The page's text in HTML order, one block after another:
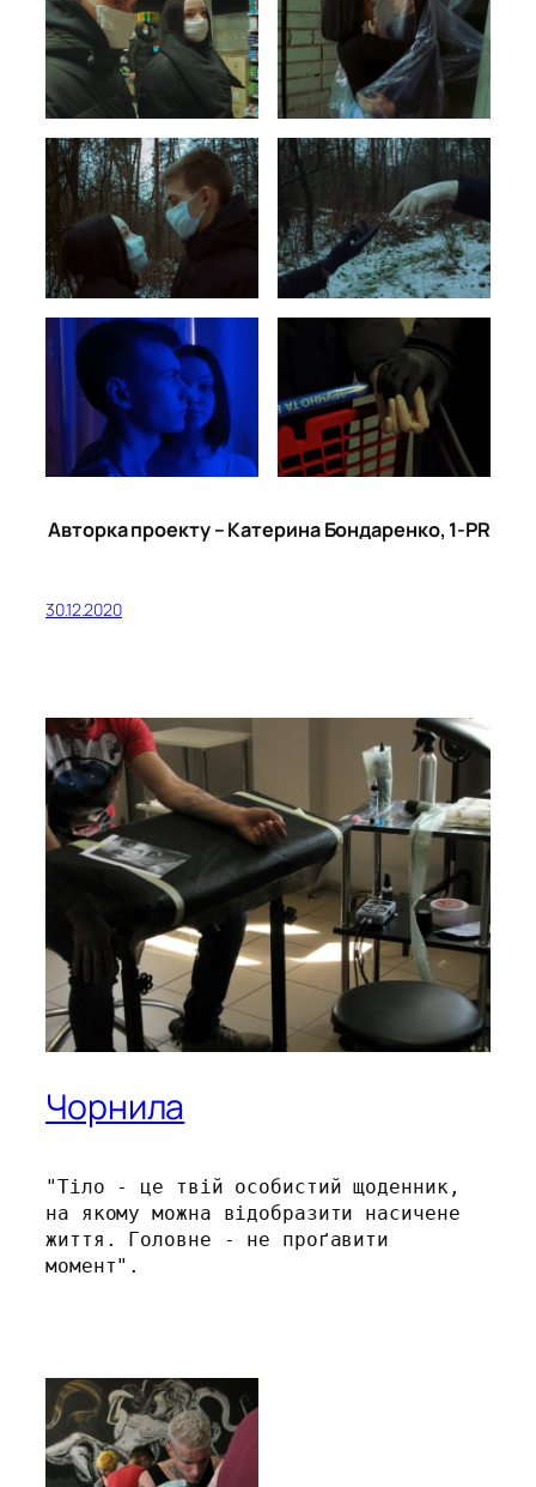
Авторка проекту – Катерина Бондаренко, 1-PR
30.12.2020
Чорнила
"Тіло - це твій особистий щоденник,
на якому можна відобразити насичене
життя. Головне - не проґавити
момент".